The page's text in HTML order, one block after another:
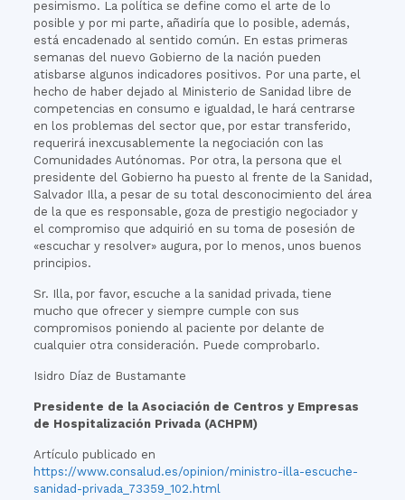
pesimismo. La política se define como el arte de lo
posible y por mi parte, añadiría que lo posible, además,
está encadenado al sentido común. En estas primeras
semanas del nuevo Gobierno de la nación pueden
atisbarse algunos indicadores positivos. Por una parte, el
hecho de haber dejado al Ministerio de Sanidad libre de
competencias en consumo e igualdad, le hará centrarse
en los problemas del sector que, por estar transferido,
requerirá inexcusablemente la negociación con las
Comunidades Autónomas. Por otra, la persona que el
presidente del Gobierno ha puesto al frente de la Sanidad,
Salvador Illa, a pesar de su total desconocimiento del área
de la que es responsable, goza de prestigio negociador y
el compromiso que adquirió en su toma de posesión de
«escuchar y resolver» augura, por lo menos, unos buenos
principios.
Sr. Illa, por favor, escuche a la sanidad privada, tiene
mucho que ofrecer y siempre cumple con sus
compromisos poniendo al paciente por delante de
cualquier otra consideración. Puede comprobarlo.
Isidro Díaz de Bustamante
Presidente de la Asociación de Centros y Empresas
de Hospitalización Privada (ACHPM)
Artículo publicado en
https://www.consalud.es/opinion/ministro-illa-escuche-
sanidad-privada_73359_102.html